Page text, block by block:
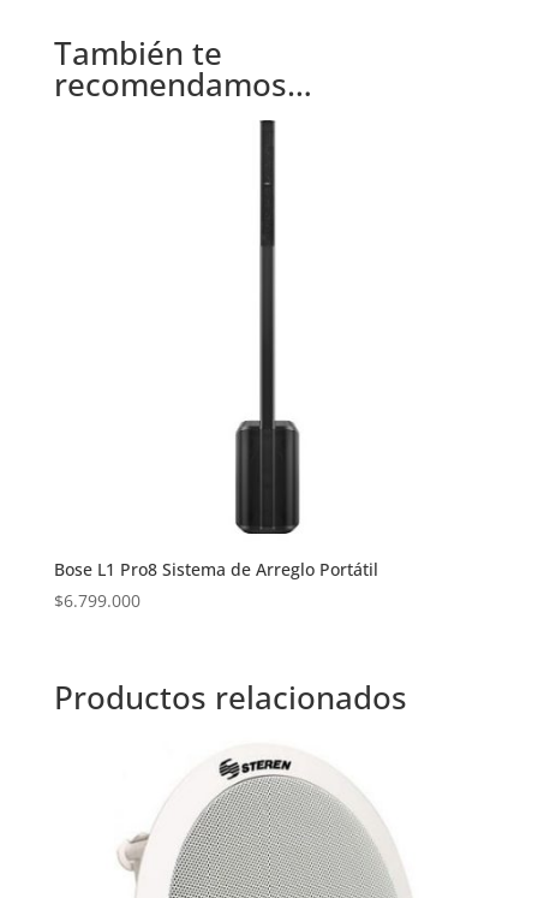
También te
recomendamos…
Bose L1 Pro8 Sistema de Arreglo Portátil
$6.799.000
Productos relacionados